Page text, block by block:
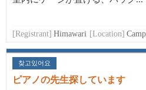
[Registrant] Himawari [Location]
찾고있어요
ピアノの先生探しています